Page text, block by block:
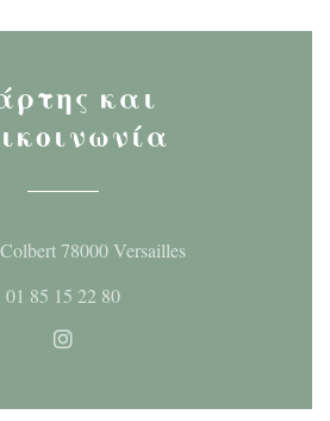
και
78000 Versailles((ανοίγει σε
01 85 15 22 80
Instagram ((ανοίγει σε νέο